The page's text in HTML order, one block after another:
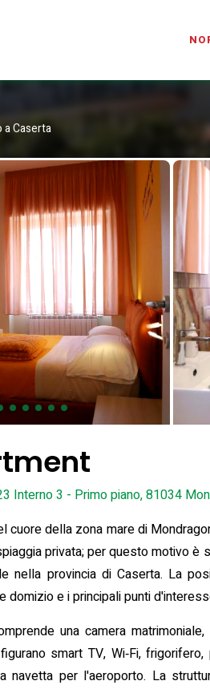
Caserta
Interno 3 - Primo piano, 81034
della zona mare di
privata; per questo motivo
nella provincia di Caserta. La
e i principali punti
una camera
smart TV, Wi‑Fi,
navetta per l'aeroporto. La